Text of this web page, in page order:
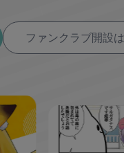
ファンクラブ開設